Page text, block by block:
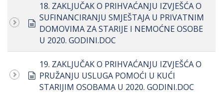
document
18. ZAKLJUČAK O PRIHVAĆANJU IZVJEŠĆA O
SUFINANCIRANJU SMJEŠTAJA U PRIVATNIM
DOMOVIMA ZA STARIJE I NEMOĆNE OSOBE
U 2020. GODINI.DOC
document
19. ZAKLJUČAK O PRIHVAĆANJU IZVJEŠĆA O
PRUŽANJU USLUGA POMOĆI U KUĆI
STARIJIM OSOBAMA U 2020. GODINI.DOC